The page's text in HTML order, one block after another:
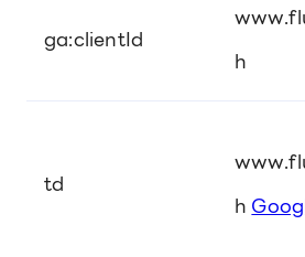
ga:clientId
h
td
h